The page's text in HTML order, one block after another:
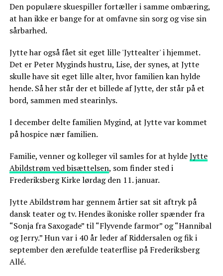
Den populære skuespiller fortæller i samme ombæring,
at han ikke er bange for at omfavne sin sorg og vise sin
sårbarhed.
Jytte har også fået sit eget lille 'Jyttealter' i hjemmet.
Det er Peter Myginds hustru, Lise, der synes, at Jytte
skulle have sit eget lille alter, hvor familien kan hylde
hende. Så her står der et billede af Jytte, der står på et
bord, sammen med stearinlys.
I december delte familien Mygind, at Jytte var kommet
på hospice nær familien.
Familie, venner og kolleger vil samles for at hyldeJytte
Abildstrøm ved bisættelsen, som finder sted i
Frederiksberg Kirke lørdag den 11. januar.
Jytte Abildstrøm har gennem årtier sat sit aftryk på
dansk teater og tv. Hendes ikoniske roller spænder fra
“Sonja fra Saxogade” til “Flyvende farmor” og “Hannibal
og Jerry.” Hun var i 40 år leder af Riddersalen og fik i
september den ærefulde teaterflise på Frederiksberg
Allé.